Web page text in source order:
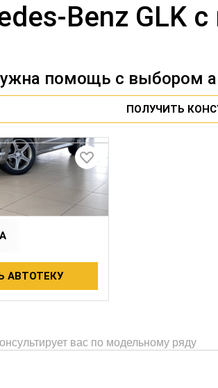
GLK
помощь с выбором
ПОЛУЧИТЬ
GLK
бензин, полный
АВТОТЕКУ
вас по модельному ряду